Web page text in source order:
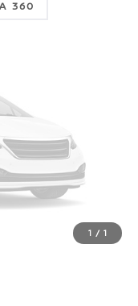
360
1 / 1